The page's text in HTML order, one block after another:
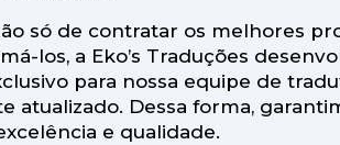
só de contratar os melhores
los, a Eko’s Traduções
para nossa equipe de
atualizado. Dessa forma,
e qualidade.